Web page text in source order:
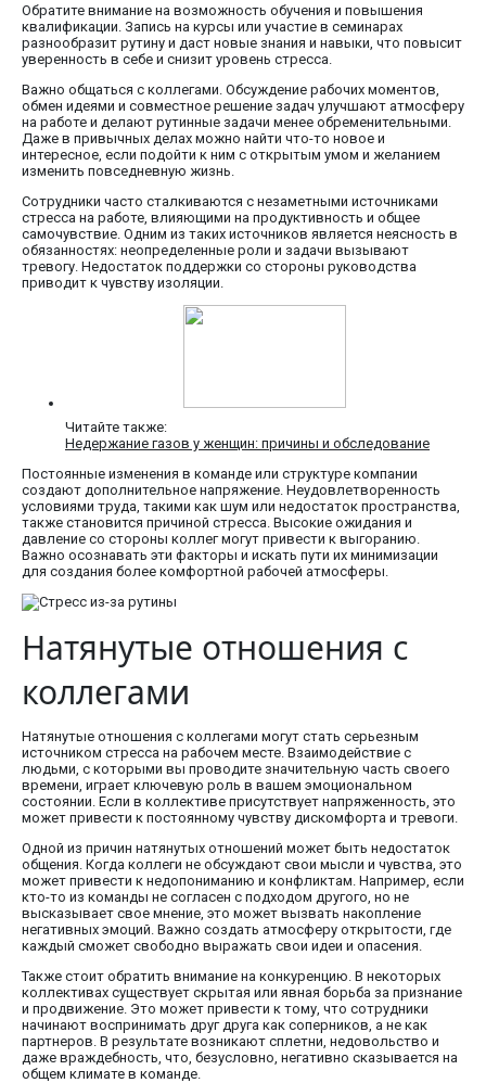
Обратите внимание на возможность обучения и повышения
квалификации. Запись на курсы или участие в семинарах
разнообразит рутину и даст новые знания и навыки, что повысит
уверенность в себе и снизит уровень стресса.
Важно общаться с коллегами. Обсуждение рабочих моментов,
обмен идеями и совместное решение задач улучшают атмосферу
на работе и делают рутинные задачи менее обременительными.
Даже в привычных делах можно найти что-то новое и
интересное, если подойти к ним с открытым умом и желанием
изменить повседневную жизнь.
Сотрудники часто сталкиваются с незаметными источниками
стресса на работе, влияющими на продуктивность и общее
самочувствие. Одним из таких источников является неясность в
обязанностях: неопределенные роли и задачи вызывают
тревогу. Недостаток поддержки со стороны руководства
приводит к чувству изоляции.
Читайте также:
Недержание газов у женщин: причины и обследование
Постоянные изменения в команде или структуре компании
создают дополнительное напряжение. Неудовлетворенность
условиями труда, такими как шум или недостаток пространства,
также становится причиной стресса. Высокие ожидания и
давление со стороны коллег могут привести к выгоранию.
Важно осознавать эти факторы и искать пути их минимизации
для создания более комфортной рабочей атмосферы.
Натянутые отношения с
коллегами
Натянутые отношения с коллегами могут стать серьезным
источником стресса на рабочем месте. Взаимодействие с
людьми, с которыми вы проводите значительную часть своего
времени, играет ключевую роль в вашем эмоциональном
состоянии. Если в коллективе присутствует напряженность, это
может привести к постоянному чувству дискомфорта и тревоги.
Одной из причин натянутых отношений может быть недостаток
общения. Когда коллеги не обсуждают свои мысли и чувства, это
может привести к недопониманию и конфликтам. Например, если
кто-то из команды не согласен с подходом другого, но не
высказывает свое мнение, это может вызвать накопление
негативных эмоций. Важно создать атмосферу открытости, где
каждый сможет свободно выражать свои идеи и опасения.
Также стоит обратить внимание на конкуренцию. В некоторых
коллективах существует скрытая или явная борьба за признание
и продвижение. Это может привести к тому, что сотрудники
начинают воспринимать друг друга как соперников, а не как
партнеров. В результате возникают сплетни, недовольство и
даже враждебность, что, безусловно, негативно сказывается на
общем климате в команде.